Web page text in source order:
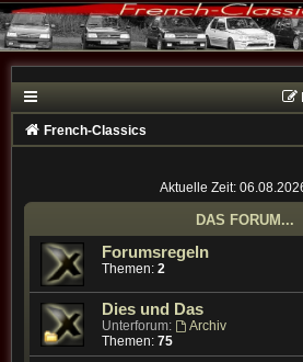
French-Classics
Aktuelle Zeit:
DAS FORUM...
Forumsregeln
Themen: 2
Dies und Das
Unterforum:
Archiv
Themen: 75